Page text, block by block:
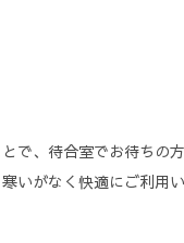
で、待合室でお待ちの
いがなく快適にご利用い